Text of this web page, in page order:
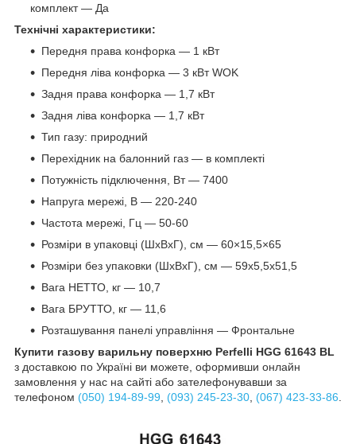
комплект — Да
Технічні характеристики:
Передня права конфорка — 1 кВт
Передня ліва конфорка — 3 кВт WOK
Задня права конфорка — 1,7 кВт
Задня ліва конфорка — 1,7 кВт
Тип газу: природний
Перехідник на балонний газ — в комплекті
Потужність підключення, Вт — 7400
Напруга мережі, В — 220-240
Частота мережі, Гц — 50-60
Розміри в упаковці (ШхВхГ), см — 60×15,5×65
Розміри без упаковки (ШхВхГ), см — 59х5,5х51,5
Вага НЕТТО, кг — 10,7
Вага БРУТТО, кг — 11,6
Розташування панелі управління — Фронтальне
Купити газову варильну поверхню Perfelli HGG 61643 BL
з доставкою по Україні ви можете, оформивши онлайн
замовлення у нас на сайті або зателефонувавши за
телефоном (050) 194-89-99 (093) 245-23-30 (067) 423-33-86